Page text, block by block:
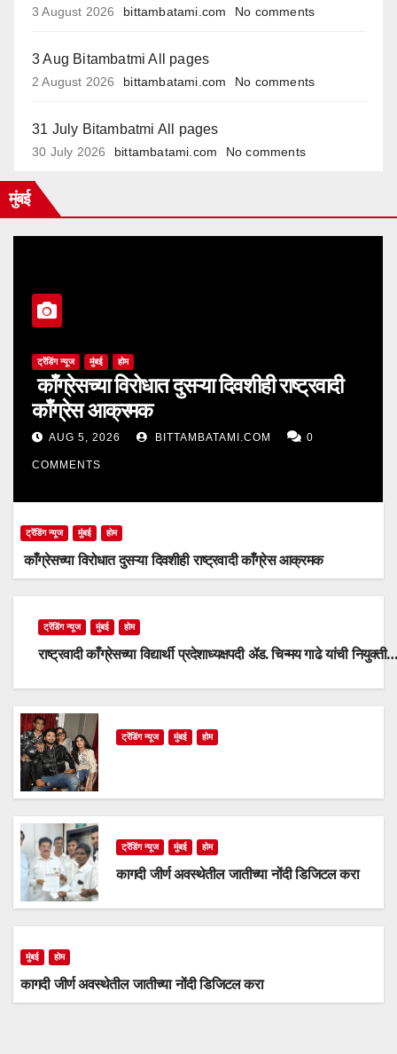
3 August 2026 bittambatami.com No comments
3 Aug Bitambatmi All pages
2 August 2026 bittambatami.com No comments
31 July Bitambatmi All pages
30 July 2026 bittambatami.com No comments
मुंबई
ट्रेंडिंग न्यूज मुंबई होम
काँग्रेसच्या विरोधात दुसऱ्या दिवशीही राष्ट्रवादी
काँग्रेस आक्रमक
AUG 5, 2026 BITTAMBATAMI.COM 0
COMMENTS
ट्रेंडिंग न्यूज मुंबई होम
काँग्रेसच्या विरोधात दुसऱ्या दिवशीही राष्ट्रवादी काँग्रेस आक्रमक
ट्रेंडिंग न्यूज मुंबई होम
राष्ट्रवादी काँग्रेसच्या विद्यार्थी प्रदेशाध्यक्षपदी ॲड. चिन्मय गाढे यांची नियुक्ती…
ट्रेंडिंग न्यूज मुंबई होम
ट्रेंडिंग न्यूज मुंबई होम
कागदी जीर्ण अवस्थेतील जातीच्या नोंदी डिजिटल करा
मुंबई होम
कागदी जीर्ण अवस्थेतील जातीच्या नोंदी डिजिटल करा